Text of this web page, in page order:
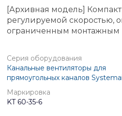
[Архивная модель]
регулируемой скоростью,
ограниченным монтажным
Серия оборудования
Канальные вентиляторы для
прямоугольных каналов
Маркировка
KT 60-35-6